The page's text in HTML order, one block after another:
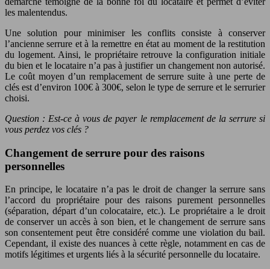
les malentendus.
Une solution pour minimiser les conflits consiste à conserver
l’ancienne serrure et à la remettre en état au moment de la restitution
du logement. Ainsi, le propriétaire retrouve la configuration initiale
du bien et le locataire n’a pas à justifier un changement non autorisé.
Le coût moyen d’un remplacement de serrure suite à une perte de
clés est d’environ 100€ à 300€, selon le type de serrure et le serrurier
choisi.
Question : Est-ce à vous de payer le remplacement de la serrure si
vous perdez vos clés ?
Changement de serrure pour des raisons
personnelles
En principe, le locataire n’a pas le droit de changer la serrure sans
l’accord du propriétaire pour des raisons purement personnelles
(séparation, départ d’un colocataire, etc.). Le propriétaire a le droit
de conserver un accès à son bien, et le changement de serrure sans
son consentement peut être considéré comme une violation du bail.
Cependant, il existe des nuances à cette règle, notamment en cas de
motifs légitimes et urgents liés à la sécurité personnelle du locataire.